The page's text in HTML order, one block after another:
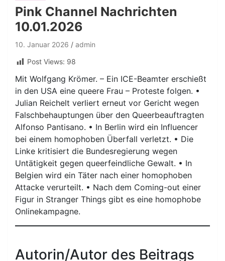
Pink Channel Nachrichten
10.01.2026
10. Januar 2026
admin
Post Views: 98
Mit Wolfgang Krömer. – Ein ICE-Beamter erschießt
in den USA eine queere Frau – Proteste folgen. •
Julian Reichelt verliert erneut vor Gericht wegen
Falschbehauptungen über den Queerbeauftragten
Alfonso Pantisano. • In Berlin wird ein Influencer
bei einem homophoben Überfall verletzt. • Die
Linke kritisiert die Bundesregierung wegen
Untätigkeit gegen queerfeindliche Gewalt. • In
Belgien wird ein Täter nach einer homophoben
Attacke verurteilt. • Nach dem Coming-out einer
Figur in Stranger Things gibt es eine homophobe
Onlinekampagne.
Autorin/Autor des Beitrags